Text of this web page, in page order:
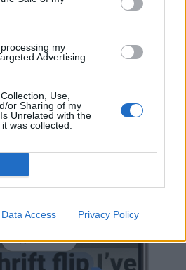
my
Advertising.
Use,
or Sharing of my
Unrelated with the
was collected.
Data Access Privacy Policy